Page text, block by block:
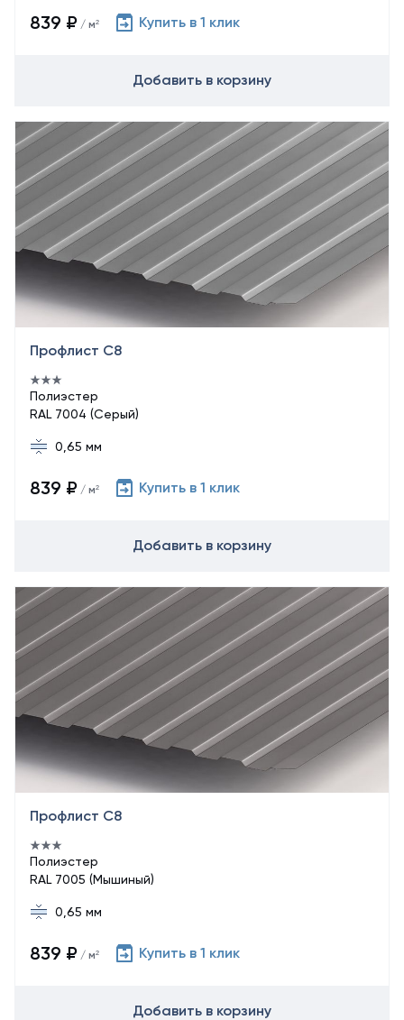
839 ₽ / м² Купить в 1 клик
Добавить в корзину
Профлист С8
Полиэстер
RAL 7004 (Серый)
0,65 мм
839 ₽ / м² Купить в 1 клик
Добавить в корзину
Профлист С8
Полиэстер
RAL 7005 (Мышиный)
0,65 мм
839 ₽ / м² Купить в 1 клик
Добавить в корзину